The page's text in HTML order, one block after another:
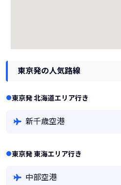
東京発の人気路線
東京発 北海道エリア行き
新千歳空港
東京発 東海エリア行き
中部空港